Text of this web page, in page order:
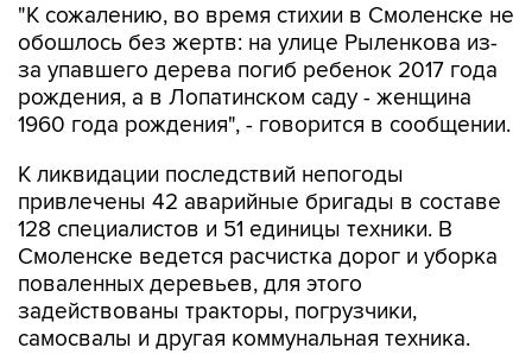
"К сожалению, во время стихии в Смоленске не
обошлось без жертв: на улице Рыленкова из-
за упавшего дерева погиб ребенок 2017 года
рождения, а в Лопатинском саду - женщина
1960 года рождения", - говорится в сообщении.
К ликвидации последствий непогоды
привлечены 42 аварийные бригады в составе
128 специалистов и 51 единицы техники. В
Смоленске ведется расчистка дорог и уборка
поваленных деревьев, для этого
задействованы тракторы, погрузчики,
самосвалы и другая коммунальная техника.